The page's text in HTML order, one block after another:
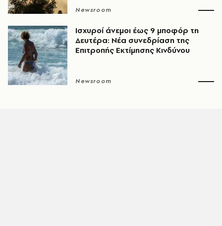
Newsroom
Ισχυροί άνεμοι έως 9 μποφόρ τη
Δευτέρα: Νέα συνεδρίαση της
Επιτροπής Εκτίμησης Κινδύνου
Newsroom